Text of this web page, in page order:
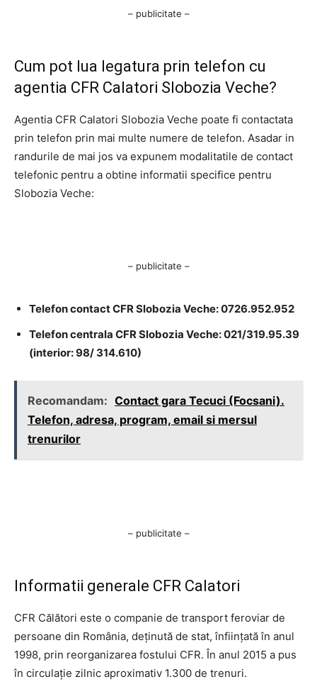
– publicitate –
Cum pot lua legatura prin telefon cu
agentia CFR Calatori Slobozia Veche?
Agentia CFR Calatori Slobozia Veche poate fi contactata
prin telefon prin mai multe numere de telefon. Asadar in
randurile de mai jos va expunem modalitatile de contact
telefonic pentru a obtine informatii specifice pentru
Slobozia Veche:
– publicitate –
Telefon contact CFR Slobozia Veche: 0726.952.952
Telefon centrala CFR Slobozia Veche: 021/319.95.39
(interior: 98/ 314.610)
Recomandam: Contact gara Tecuci (Focsani).
Telefon, adresa, program, email si mersul
trenurilor
– publicitate –
Informatii generale CFR Calatori
CFR Călători este o companie de transport feroviar de
persoane din România, deținută de stat, înființată în anul
1998, prin reorganizarea fostului CFR. În anul 2015 a pus
în circulație zilnic aproximativ 1.300 de trenuri.